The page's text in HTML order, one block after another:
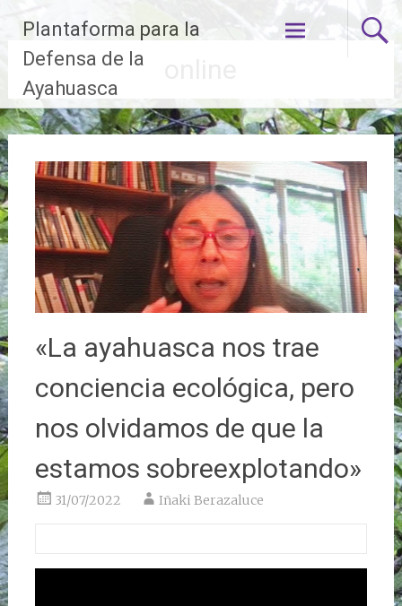
contenido
Plantaforma para la
Defensa de la
Ayahuasca
«La ayahuasca nos trae
conciencia ecológica, pero
nos olvidamos de que la
estamos sobreexplotando»
31/07/2022 Iñaki Berazaluce